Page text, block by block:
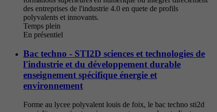
des entreprises de l'industrie 4.0 en quete de profils
polyvalents et innovants.
Temps plein
En présentiel
Bac techno - STI2D sciences et technologies de
l'industrie et du développement durable
enseignement spécifique énergie et
environnement
Forme au lycee polyvalent louis de foix, le bac techno sti2d